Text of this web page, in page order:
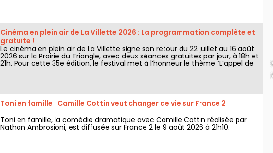
Cinéma en plein air de La Villette 2026 : La programmation complète et
gratuite !
Le cinéma en plein air de La Villette signe son retour du 22 juillet au 16 août
2026 sur la Prairie du Triangle, avec deux séances gratuites par jour, à 18h et
21h. Pour cette 35e édition, le festival met à l’honneur le thème “L’appel de
Toni en famille : Camille Cottin veut changer de vie sur France 2
Toni en famille, la comédie dramatique avec Camille Cottin réalisée par
Nathan Ambrosioni, est diffusée sur France 2 le 9 août 2026 à 21h10.